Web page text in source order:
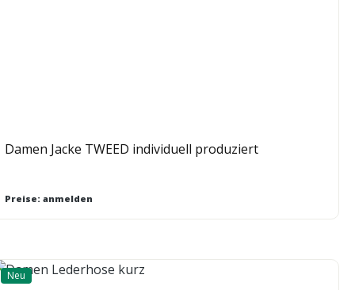
Damen Jacke TWEED individuell produziert
Preise: anmelden
Neu